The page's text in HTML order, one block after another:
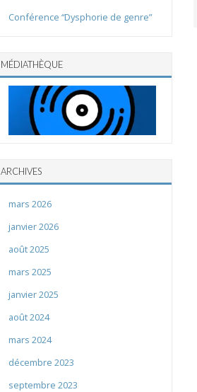
Conférence “Dysphorie de genre”
MÉDIATHÈQUE
ARCHIVES
mars 2026
janvier 2026
août 2025
mars 2025
janvier 2025
août 2024
mars 2024
décembre 2023
septembre 2023